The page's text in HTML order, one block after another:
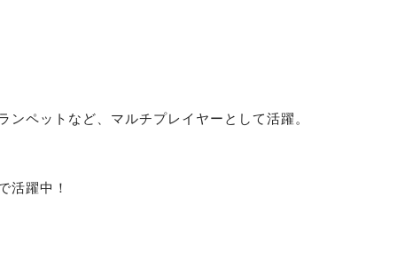
ペットなど、マルチプレイヤーとして活躍。
活躍中！